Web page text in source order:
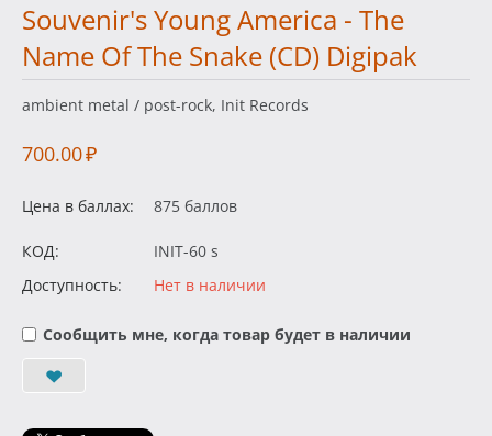
Souvenir's Young America - The
Name Of The Snake (CD) Digipak
ambient metal / post-rock, Init Records
700.00₽
Цена в баллах: 875 баллов
КОД:
INIT-60 s
Доступность:
Нет в наличии
Сообщить мне, когда товар будет в наличии